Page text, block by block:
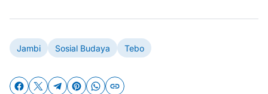
Jambi Sosial Budaya Tebo